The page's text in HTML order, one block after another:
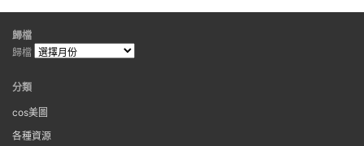
歸檔
歸檔
分類
cos美圖
各種資源